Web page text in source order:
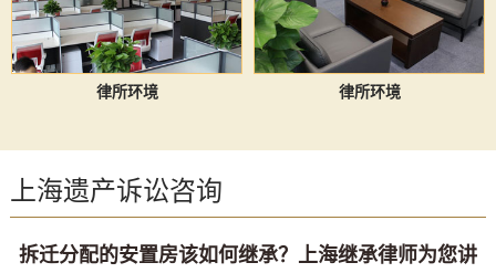
律所环境 律所环境
上海遗产诉讼咨询
拆迁分配的安置房该如何继承？上海继承律师为您讲